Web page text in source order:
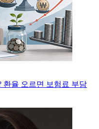
환율 오르면 보험료 부담